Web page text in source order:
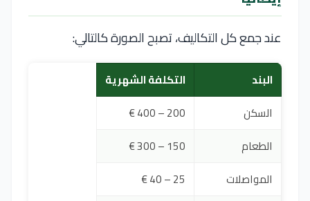
عند جمع كل التكاليف، تصبح الصورة كالتالي:
البند
التكلفة الشهرية
السكن
200 – 400 €
الطعام
150 – 300 €
المواصلات
25 – 40 €